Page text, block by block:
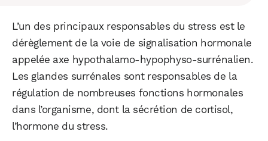
L’un des principaux responsables du stress est le
dérèglement de la voie de signalisation hormonale
appelée axe hypothalamo-hypophyso-surrénalien.
Les glandes surrénales sont responsables de la
régulation de nombreuses fonctions hormonales
dans l’organisme, dont la sécrétion de cortisol,
l’hormone du stress.